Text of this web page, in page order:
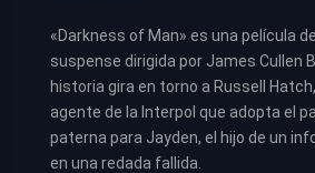
«Darkness of Man» es una película
suspense dirigida por James Cullen
historia gira en torno a Russell
agente de la Interpol que adopta el
paterna para Jayden, el hijo de un
en una redada fallida.